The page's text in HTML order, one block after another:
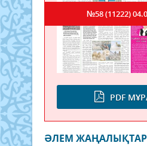
PDF
№58 (11222)
ӘЛЕМ